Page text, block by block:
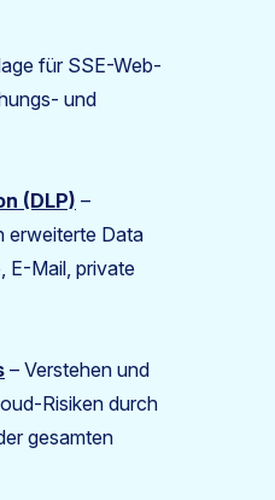
für SSE-Web-
und
(DLP) –
erweiterte Data
E-Mail, private
– Verstehen und
Risiken durch
gesamten